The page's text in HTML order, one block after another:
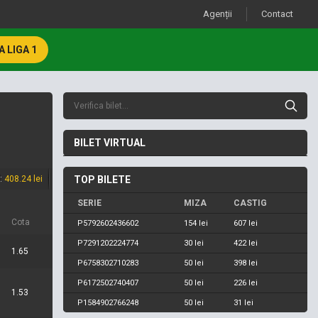
Agenții Contact
LIGA 1
408.24 lei
Cota
1.65
1.53
BILET VIRTUAL
TOP BILETE
SERIE MIZA CASTIG
P5792602436602 154 lei 607 lei
P7291202224774 30 lei 422 lei
P6758302710283 50 lei 398 lei
P6172502740407 50 lei 226 lei
P1584902766248 50 lei 31 lei